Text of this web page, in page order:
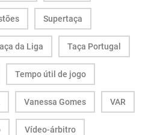
Supertaça
da Liga Taça Portugal
Tempo útil de jogo
Vanessa Gomes VAR
Vídeo-árbitro